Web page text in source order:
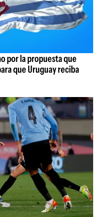
por la propuesta que
que Uruguay reciba